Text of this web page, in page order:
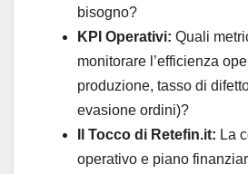
bisogno?
KPI Operativi: Quali
monitorare l’efficienza
produzione, tasso di
evasione ordini)?
Il Tocco di Retefin.it: La
operativo e piano